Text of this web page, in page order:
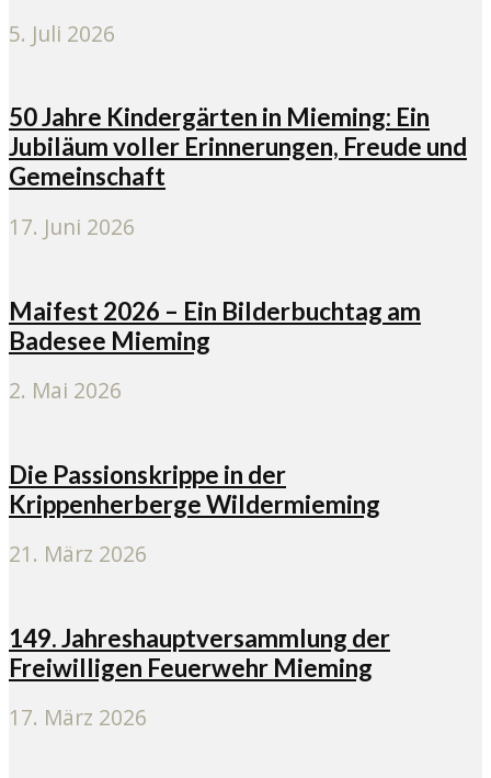
5. Juli 2026
50 Jahre Kindergärten in Mieming: Ein
Jubiläum voller Erinnerungen, Freude und
Gemeinschaft
17. Juni 2026
Maifest 2026 – Ein Bilderbuchtag am
Badesee Mieming
2. Mai 2026
Die Passionskrippe in der
Krippenherberge Wildermieming
21. März 2026
149. Jahreshauptversammlung der
Freiwilligen Feuerwehr Mieming
17. März 2026